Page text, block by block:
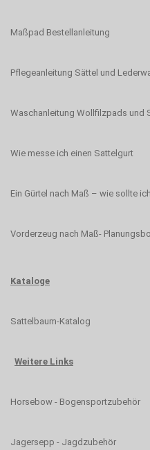
Maßpad Bestellanleitung
Pflegeanleitung Sättel und
Waschanleitung Wollfilzpads und
Wie messe ich einen Sattelgurt
Ein Gürtel nach Maß – wie sollte
Vorderzeug nach Maß-
Kataloge
Sattelbaum-Katalog
Weitere Links
Horsebow - Bogensportzubehör
Jagersepp - Jagdzubehör